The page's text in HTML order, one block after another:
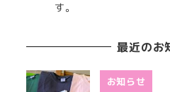
す。
最近のお
お知らせ